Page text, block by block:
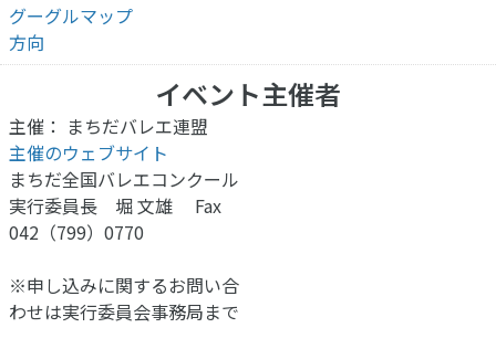
グーグルマップ
方向
イベント主催者
主催： まちだバレエ連盟
主催のウェブサイト
まちだ全国バレエコンクール
実行委員長 堀 文雄 Fax
042（799）0770
※申し込みに関するお問い合
わせは実行委員会事務局まで